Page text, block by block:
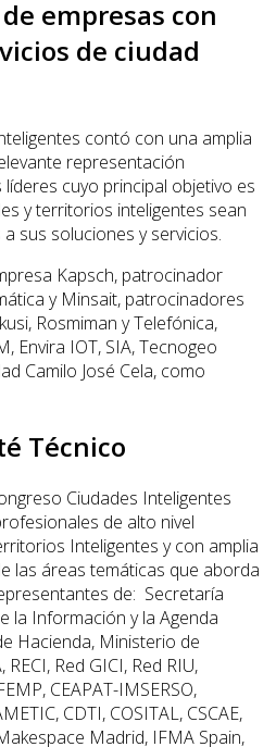
empresas con
de ciudad
contó con una amplia
representación
cuyo principal objetivo es
y territorios inteligentes sean
sus soluciones y servicios.
Kapsch, patrocinador
y Minsait, patrocinadores
Rosmiman y Telefónica,
Envira IOT, SIA, Tecnogeo
Camilo José Cela, como
Técnico
Ciudades Inteligentes
de alto nivel
Inteligentes y con amplia
las áreas temáticas que aborda
de: Secretaría
la Información y la Agenda
Hacienda, Ministerio de
Red GICI, Red RIU,
CEAPAT-IMSERSO,
CDTI, COSITAL, CSCAE,
Madrid, IFMA Spain,